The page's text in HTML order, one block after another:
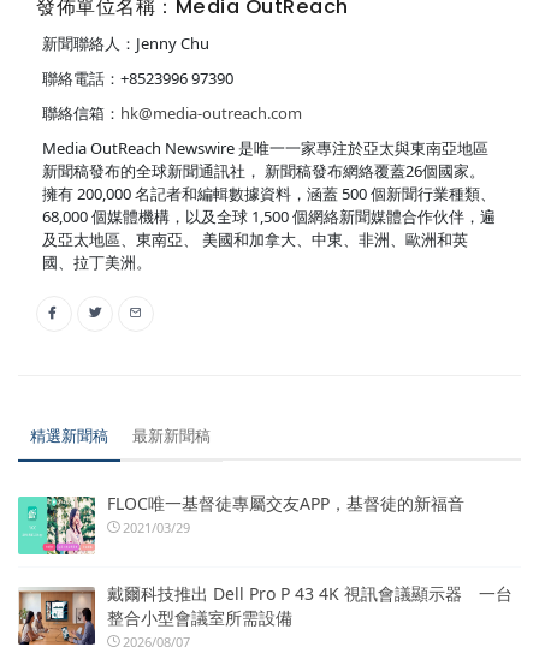
發佈單位名稱：Media OutReach
新聞聯絡人：Jenny Chu
聯絡電話：+8523996 97390
聯絡信箱： hk@media-outreach.com
Media OutReach Newswire 是唯一一家專注於亞太與東南亞地區
新聞稿發布的全球新聞通訊社， 新聞稿發布網絡覆蓋26個國家。
擁有 200,000 名記者和編輯數據資料，涵蓋 500 個新聞行業種類、
68,000 個媒體機構，以及全球 1,500 個網絡新聞媒體合作伙伴，遍
及亞太地區、東南亞、 美國和加拿大、中東、非洲、歐洲和英
國、拉丁美洲。
精選新聞稿 最新新聞稿
FLOC唯一基督徒專屬交友APP，基督徒的新福音
2021/03/29
戴爾科技推出 Dell Pro P 43 4K 視訊會議顯示器 一台
整合小型會議室所需設備
2026/08/07